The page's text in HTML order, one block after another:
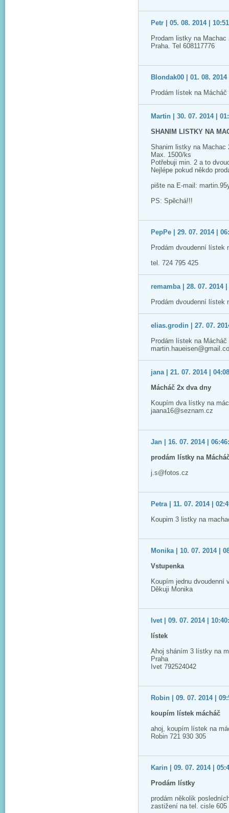
Petr | 05. 08. 2014 |
Prodam listky na
Praha. Tel 608117776
Blondak00 | 01. 08. 2014
Prodám lístek na
Martin | 30. 07. 2014 |
SHANIM LISTKY NA
Shanim listky na Machac
Max. 1500/ks
Potřebuji min. 2 a to
Nejlépe pokud někdo
pište na E-mail:
PS: Spěchá!!!
PepPe | 29. 07. 2014 |
Prodám dvoudenní lístek
tel. 724 795 425
remamba | 28. 07. 2014 |
Prodám dvoudenní lístek
elias.grodin | 27. 07.
Prodám lístek na
jana | 21. 07. 2014 |
Mácháč 2x dva dny
Koupím dva lístky na
jaana16@seznam.cz
Jan | 16. 07. 2014 |
prodám lístky na
j.s@fotos.cz
Petra | 11. 07. 2014 |
Koupim 3 listky na
Monika | 10. 07. 2014 |
Vstupenka
Koupím jednu dvoudenní
Děkuji Monika
Ivet | 09. 07. 2014 |
lístek
Ahoj sháním 3 lístky na
Praha
Ivet 792524042
Robin | 09. 07. 2014 |
koupím lístek mácháč
ahoj, koupím lístek na
Robin 721 930 305
Karin | 09. 07. 2014 |
Prodám lístky
prodám několik
zastižení na tel. cisle 605